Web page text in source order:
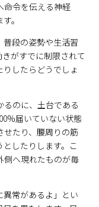
命令を伝える神経
。
普段の姿勢や生活習
がすでに制限されて
したらどうでしょ
のに、土台である
届いていない状態
たり、腰周りの筋
したりします。こ
側へ現れたものが毎
常があるよ」とい